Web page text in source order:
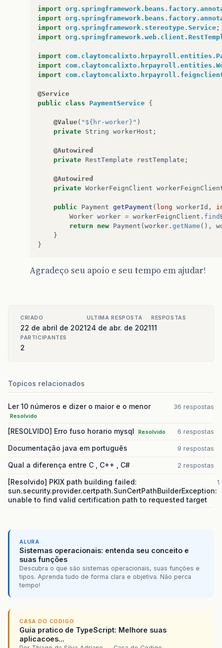
import
import
import org.springframework.stereotype.Service ;
import
import
import
import
@Service
public
class PaymentService {
@Value( "${hr-worker}" )
private String workerHost ;
@Autowired
private RestTemplate restTemplate ;
@Autowired
private WorkerFeignClient
public Payment getPayment ( long workerId ,
Worker worker = workerFeignClient .
return
new Payment ( worker . getName (),
}
}
Agradeço seu apoio e seu tempo em ajudar!
CRIADO
22 de abril de 2021
ULTIMA RESPOSTA
24 de abr. de 2021
RESPOSTAS
11
PARTICIPANTES
2
Topicos relacionados
Ler 10 números e dizer o maior e o menor
Resolvido
36 respostas
[RESOLVIDO] Erro fuso horario mysql Resolvido 6 respostas
Documentação java em português 9 respostas
Qual a diferença entre C , C++ , C# 2 respostas
[Resolvido] PKIX path building failed:
sun.security.provider.certpath.SunCertPathBuilderException:
unable to find valid certification path to requested target
ALURA
Sistemas operacionais: entenda seu conceito e
suas funções
Descubra o que são sistemas operacionais, suas funções e
tipos. Aprenda tudo de forma clara e objetiva. Não perca
tempo!
CASA DO CODIGO
Guia pratico de TypeScript: Melhore suas
aplicacoes...